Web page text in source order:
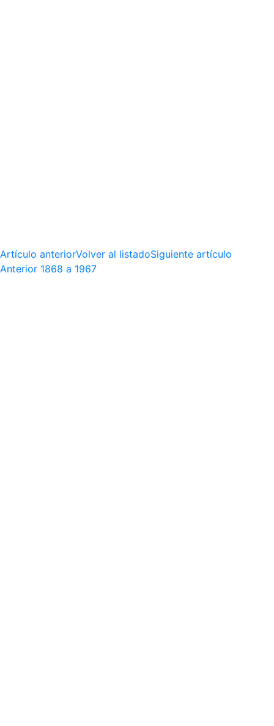
Artículo anteriorVolver al listadoSiguiente artículo
Anterior 1868 a 1967